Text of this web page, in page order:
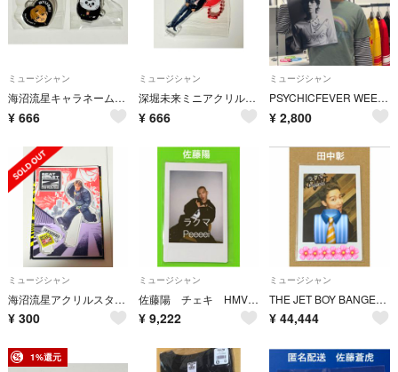
ミュージシャン
海沼流星キャラネームキーホルダー BBZOOミニアクリルスタンド
¥ 666
ミュージシャン
深堀未来ミニアクリルスタンドキーホルダー
¥ 666
ミュージシャン
PSYCHICFEVER WEESA着用 オーバーサイズ Tシャツ
¥ 2,800
ミュージシャン
海沼流星アクリルスタンド
¥ 300
ミュージシャン
佐藤陽 チェキ HMV ONLINE THE JET BOY BANGERZ
¥ 9,222
ミュージシャン
THE JET BOY BANGERZ TJBB 直筆サイン入りチェキ 田中彰 PHOTOGENIC
¥ 44,444
1%還元